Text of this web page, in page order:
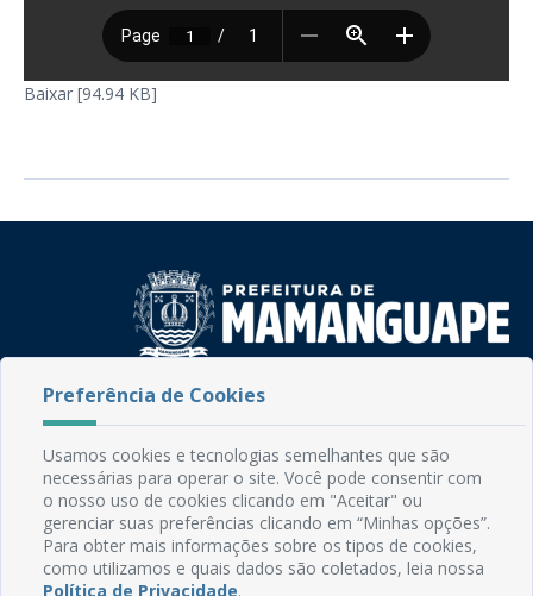
Baixar [94.94 KB]
Rua do Imperador, 78, Centro
CEP: 58.280-000 - Mamanguape/PB
Fone: (83) 3292-2246
Email: comunicacao@mamanguape.pb.gov.br
Expediente: Segunda à Sexta, das 08h às 13h
Mapa do Site
Perguntas frequentes
Preferência de Cookies
Usamos cookies e tecnologias semelhantes que são
necessárias para operar o site. Você pode consentir com
o nosso uso de cookies clicando em "Aceitar" ou
gerenciar suas preferências clicando em “Minhas opções”.
Para obter mais informações sobre os tipos de cookies,
como utilizamos e quais dados são coletados, leia nossa
Política de Privacidade.